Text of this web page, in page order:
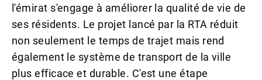
l'émirat s'engage à améliorer la qualité de vie de
ses résidents. Le projet lancé par la RTA réduit
non seulement le temps de trajet mais rend
également le système de transport de la ville
plus efficace et durable. C'est une étape